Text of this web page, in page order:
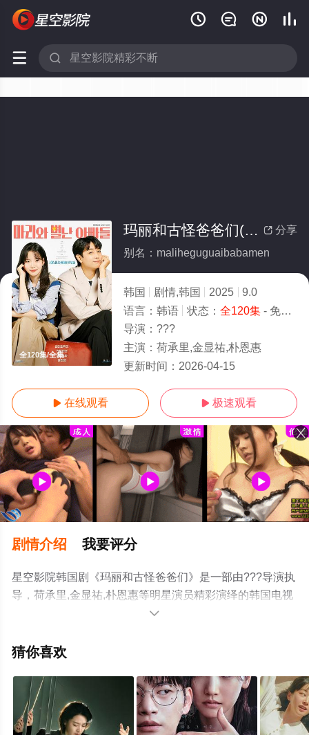
   
 
全120集/全集
 分享
玛丽和古怪爸爸们(全集)
别名：maliheguguaibabamen
韩国 剧情,韩国 2025
9.0
语言： 韩语 状态： 全120集- 免费在线观看
导演： ???
主演： 荷承里,金显祐,朴恩惠
更新时间： 2026-04-15
 在线观看  极速观看
剧情介绍 我要评分
星空影院韩国剧《玛丽和古怪爸爸们》是一部由???导演执
导，荷承里,金显祐,朴恩惠等明星演员精彩演绎的韩国电视
剧，大结局剧情已揭晓（全120集），手机免费观看高清无
移步至豆瓣电视剧、电视猫或剧情网等平台了解。

猜你喜欢